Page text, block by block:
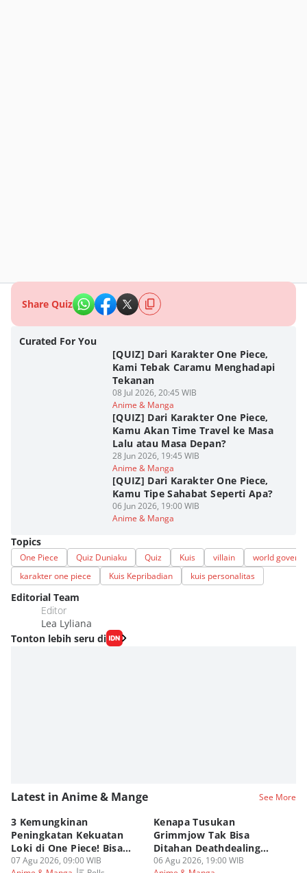
Share Quiz
Curated For You
[QUIZ] Dari Karakter One Piece,
Kami Tebak Caramu Menghadapi
Tekanan
08 Jul 2026, 20:45 WIB
Anime & Manga
[QUIZ] Dari Karakter One Piece,
Kamu Akan Time Travel ke Masa
Lalu atau Masa Depan?
28 Jun 2026, 19:45 WIB
Anime & Manga
[QUIZ] Dari Karakter One Piece,
Kamu Tipe Sahabat Seperti Apa?
06 Jun 2026, 19:00 WIB
Anime & Manga
Topics
One Piece Quiz Duniaku Quiz Kuis villain
world
karakter one piece
Kuis Kepribadian kuis personalitas
Editorial Team
Editor
Lea Lyliana
Tonton lebih seru di
Latest in Anime & Mange See More
3 Kemungkinan
Peningkatan Kekuatan
Loki di One Piece! Bisa
Lebih OP?
07 Agu 2026, 09:00 WIB
Kenapa Tusukan
Grimmjow Tak Bisa
Ditahan Deathdealing
Askin Bleach?
06 Agu 2026, 19:00 WIB